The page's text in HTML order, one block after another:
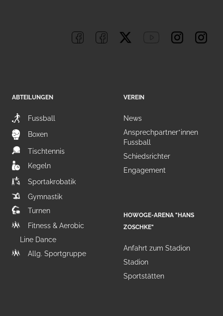
ABTEILUNGEN
Fussball
Boxen
Tischtennis
Kegeln
Sportakrobatik
Gymnastik
Turnen
Fitness & Aerobic
Line Dance
Allg. Sportgruppe
VEREIN
News
Ansprechpartner*innen
Fussball
Schiedsrichter
Engagement
HOWOGE-ARENA "HANS
ZOSCHKE"
Anfahrt zum Stadion
Stadion
Sportstätten